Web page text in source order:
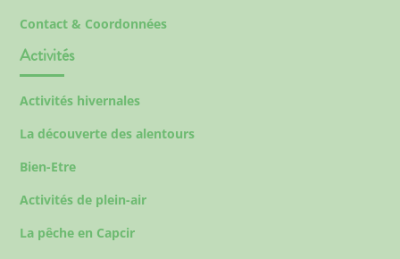
Contact & Coordonnées
Activités
Activités hivernales
La découverte des alentours
Bien-Etre
Activités de plein-air
La pêche en Capcir